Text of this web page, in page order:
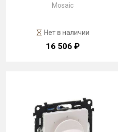
Mosaic
Нет в наличии
16 506 ₽